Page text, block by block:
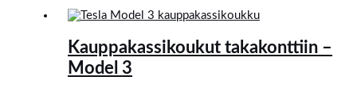
Kauppakassikoukut takakonttiin –
Model 3